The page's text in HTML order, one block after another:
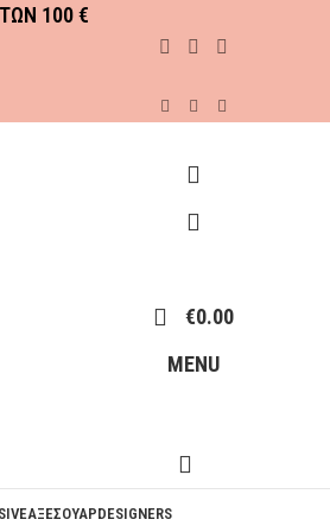
100 €
€0.00
MENU
ΑΞΕΣΟΥΑΡDESIGNERS